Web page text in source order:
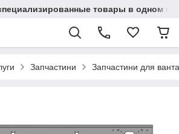
товары в одном
Запчастини Запчастини для